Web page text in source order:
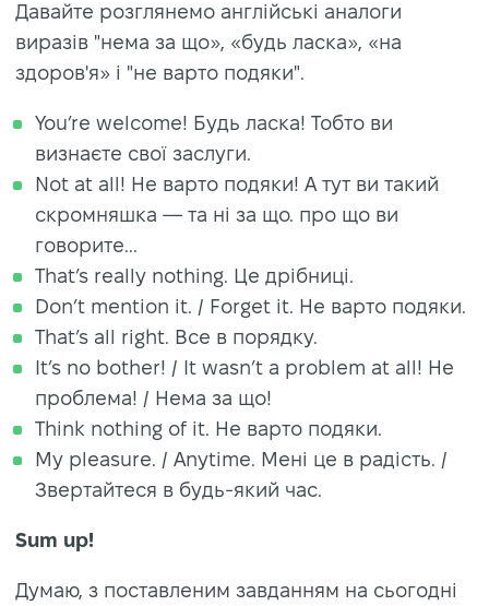
Давайте розглянемо англійські аналоги
виразів "нема за що», «будь ласка», «на
здоров'я» і "не варто подяки".
You’re welcome! Будь ласка! Тобто ви
визнаєте свої заслуги.
Not at all! Не варто подяки! А тут ви такий
скромняшка — та ні за що. про що ви
говорите...
That’s really nothing. Це дрібниці.
Don’t mention it. / Forget it. Не варто подяки.
That’s all right. Все в порядку.
It’s no bother! / It wasn’t a problem at all! Не
проблема! / Нема за що!
Think nothing of it. Не варто подяки.
My pleasure. / Anytime. Мені це в радість. /
Звертайтеся в будь-який час.
Sum up!
Думаю, з поставленим завданням на сьогодні